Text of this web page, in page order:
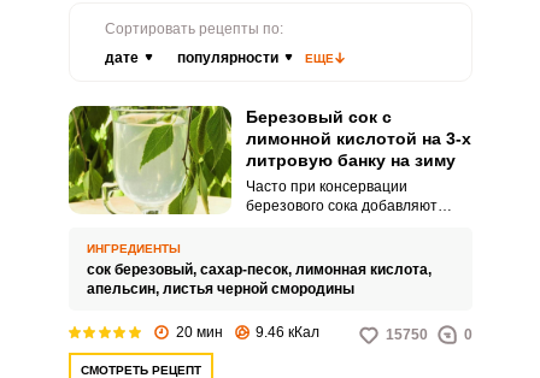
Сортировать рецепты по:
дате
популярности ЕЩЕ
Березовый сок с
лимонной кислотой на 3-х
литровую банку на зиму
Часто при консервации
березового сока добавляют
и сохранность заготовки
обеспечивает. Приводим рецепт
с использованием лимонной
кислоты.
ИНГРЕДИЕНТЫ
сок березовый, сахар-песок, лимонная кислота,
апельсин, листья черной смородины
20 мин 9.46 кКал 15750 0
СМОТРЕТЬ РЕЦЕПТ